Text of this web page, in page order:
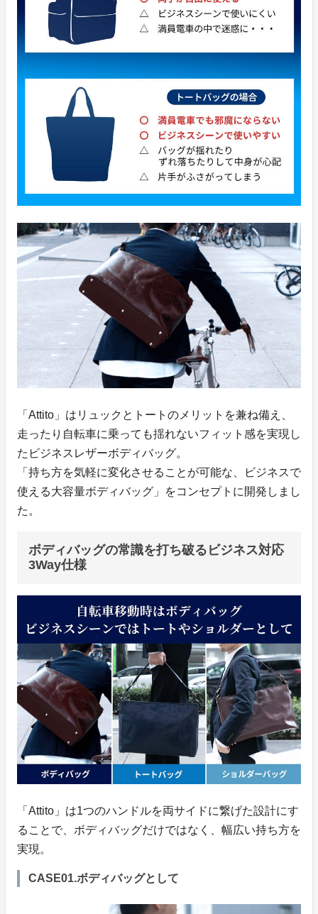
「Attito」はリュックとトートのメリットを兼ね備え、
走ったり自転車に乗っても揺れないフィット感を実現し
たビジネスレザーボディバッグ。
「持ち方を気軽に変化させることが可能な、ビジネスで
使える大容量ボディバッグ」をコンセプトに開発しまし
た。
ボディバッグの常識を打ち破るビジネス対応
3Way仕様
「Attito」は1つのハンドルを両サイドに繋げた設計にす
ることで、ボディバッグだけではなく、幅広い持ち方を
実現。
CASE01.ボディバッグとして